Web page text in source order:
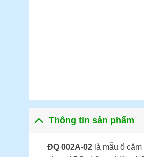
Thông tin sản phẩm
ĐQ 002A-02là mẫu ổ cắm